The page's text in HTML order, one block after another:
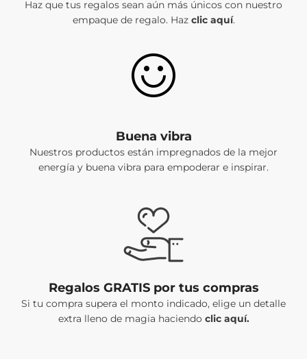
Haz que tus regalos sean aún más únicos con nuestro
empaque de regalo. Haz clic aquí.
Buena vibra
Nuestros productos están impregnados de la mejor
energía y buena vibra para empoderar e inspirar.
Regalos GRATIS por tus compras
Si tu compra supera el monto indicado, elige un detalle
extra lleno de magia haciendo clic aquí.